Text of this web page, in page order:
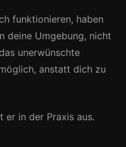
funktionieren, haben
deine Umgebung, nicht
unerwünschte
anstatt dich zu
er in der Praxis aus.